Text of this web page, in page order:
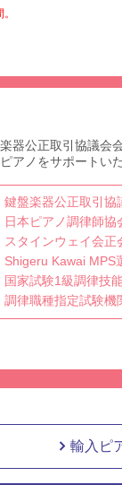
器公正取引協議会
アノをサポートい
鍵盤楽器公正取引協
日本ピアノ調律師協
スタインウェイ会正
Shigeru Kawai MPS
国家試験1級調律技
調律職種指定試験機
輸入ピ